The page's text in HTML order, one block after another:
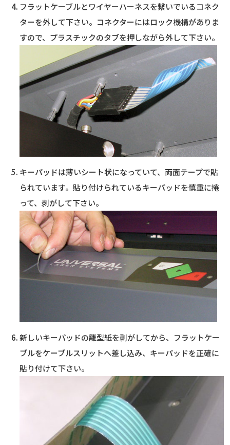
フラットケーブルとワイヤーハーネスを繋いでいるコネク
ターを外して下さい。コネクターにはロック機構がありま
すので、プラスチックのタブを押しながら外して下さい。
キーパッドは薄いシート状になっていて、両面テープで貼
られています。貼り付けられているキーパッドを慎重に捲
って、剥がして下さい。
新しいキーパッドの離型紙を剥がしてから、フラットケー
ブルをケーブルスリットへ差し込み、キーパッドを正確に
貼り付けて下さい。